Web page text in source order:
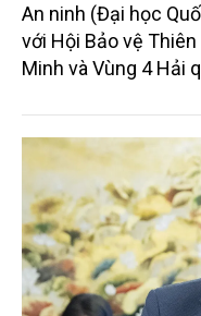
An ninh (Đại học
với Hội Bảo vệ
Minh và Vùng 4 Hải
có thành tích xuất
“Xanh hóa Trường
thời phát động,